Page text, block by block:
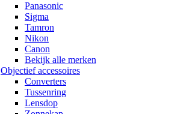
Panasonic
Sigma
Tamron
Nikon
Canon
Bekijk alle merken
Objectief accessoires
Converters
Tussenring
Lensdop